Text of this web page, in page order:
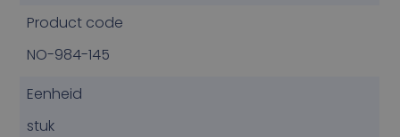
Product code
NO-984-145
Eenheid
stuk